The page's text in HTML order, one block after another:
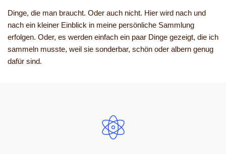
Dinge, die man braucht. Oder auch nicht. Hier wird nach und
nach ein kleiner Einblick in meine persönliche Sammlung
erfolgen. Oder, es werden einfach ein paar Dinge gezeigt, die ich
sammeln musste, weil sie sonderbar, schön oder albern genug
dafür sind.